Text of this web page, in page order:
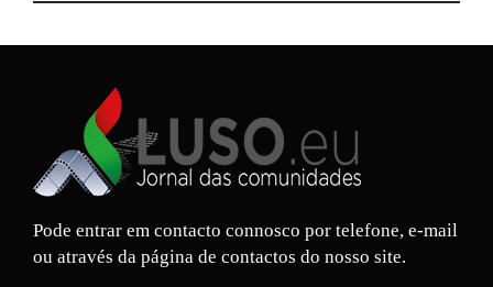
Pode entrar em contacto connosco por telefone, e-mail
ou através da página de contactos do nosso site.